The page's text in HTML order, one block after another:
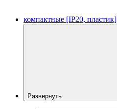
компактные [IP20, пластик]
Развернуть